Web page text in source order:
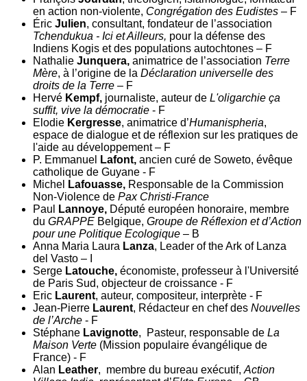
en action non-violente, Congrégation des Eudistes – F
Éric Julien, consultant, fondateur de l’association
Tchendukua - Ici et Ailleurs, pour la défense des
Indiens Kogis et des populations autochtones – F
Nathalie Junquera, animatrice de l’association Terre
Mère, à l’origine de la Déclaration universelle des
droits de la Terre – F
Hervé Kempf, journaliste, auteur de L'oligarchie ça
suffit, vive la démocratie - F
Elodie Kergresse, animatrice d’Humanispheria,
espace de dialogue et de réflexion sur les pratiques de
l'aide au développement – F
P. Emmanuel
Lafont, ancien curé de Soweto, évêque
catholique de Guyane - F
Michel
Lafouasse, Responsable de la Commission
Non-Violence de Pax Christi-France
Paul
Lannoye, Député européen honoraire, membre
du GRAPPE Belgique, Groupe de Réflexion et d’Action
pour une Politique Ecologique – B
Anna Maria Laura Lanza, Leader of the Ark of Lanza
del Vasto – I
Serge Latouche, économiste, professeur à l'Université
de Paris Sud, objecteur de croissance - F
Eric Laurent, auteur, compositeur, interprète - F
Jean-Pierre Laurent, Rédacteur en chef des Nouvelles
de l’Arche - F
Stéphane Lavignotte, Pasteur, responsable de La
Maison Verte (Mission populaire évangélique de
France) - F
Alan Leather, membre du bureau exécutif, Action